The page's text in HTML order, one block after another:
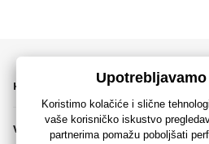
KATEGORIJE
VAŽNE INFORMACIJE